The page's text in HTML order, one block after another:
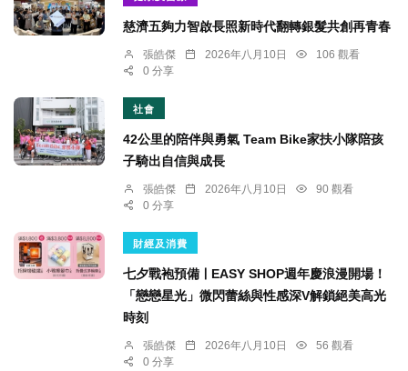
慈濟五夠力智啟長照新時代翻轉銀髮共創再青春
張皓傑 2026年八月10日
106 觀看
0 分享
社會
42公里的陪伴與勇氣 Team Bike家扶小隊陪孩
子騎出自信與成長
張皓傑 2026年八月10日
90 觀看
0 分享
財經及消費
七夕戰袍預備ￜEASY SHOP週年慶浪漫開場！
「戀戀星光」微閃蕾絲與性感深V解鎖絕美高光
時刻
張皓傑 2026年八月10日
56 觀看
0 分享